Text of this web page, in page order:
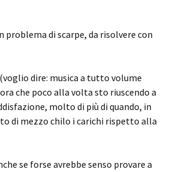
problema di scarpe, da risolvere con
dire: musica a tutto volume
che poco alla volta sto riuscendo a
molto di più di quando, in
di mezzo chilo i carichi rispetto alla
se forse avrebbe senso provare a